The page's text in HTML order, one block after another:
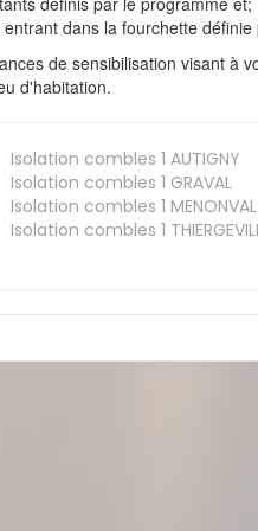
dans la fourchette définie
de sensibilisation visant à
d'habitation.
Isolation combles 1 AUTIGNY
Isolation combles 1 GRAVAL
Isolation combles 1 MENONVAL
Isolation combles 1